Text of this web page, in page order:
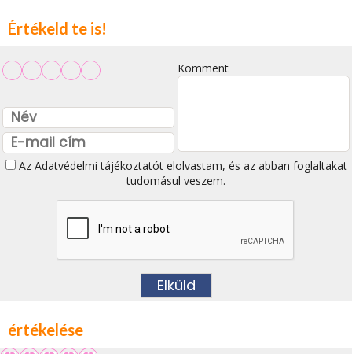
Értékeld te is!
Komment
Az Adatvédelmi tájékoztatótelolvastam, és az abban foglaltakat
tudomásul veszem.
értékelése